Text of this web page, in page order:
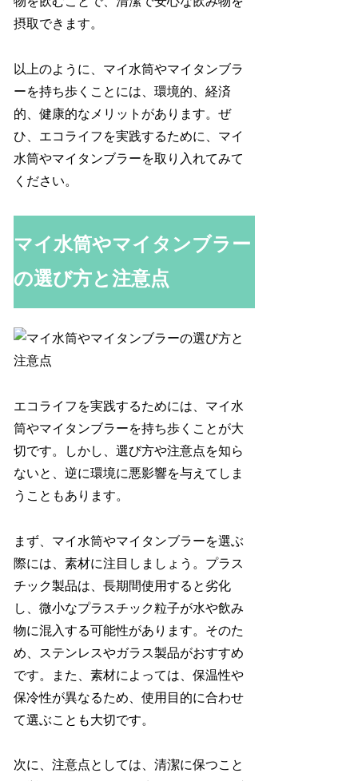
摂取できます。
以上のように、マイ水筒やマイタンブラ
ーを持ち歩くことには、環境的、経済
的、健康的なメリットがあります。ぜ
ひ、エコライフを実践するために、マイ
水筒やマイタンブラーを取り入れてみて
ください。
マイ水筒やマイタンブラー
の選び方と注意点
エコライフを実践するためには、マイ水
筒やマイタンブラーを持ち歩くことが大
切です。しかし、選び方や注意点を知ら
ないと、逆に環境に悪影響を与えてしま
うこともあります。
まず、マイ水筒やマイタンブラーを選ぶ
際には、素材に注目しましょう。プラス
チック製品は、長期間使用すると劣化
し、微小なプラスチック粒子が水や飲み
物に混入する可能性があります。そのた
め、ステンレスやガラス製品がおすすめ
です。また、素材によっては、保温性や
保冷性が異なるため、使用目的に合わせ
て選ぶことも大切です。
次に、注意点としては、清潔に保つこと